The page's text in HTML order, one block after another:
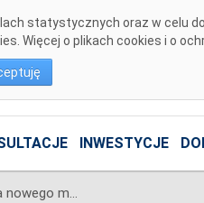
statystycznych oraz w celu
Więcej o plikach cookies i o
INWESTYCJE
Aktualizacja Planu uruchomienia nowego modelu procesów rynku energii